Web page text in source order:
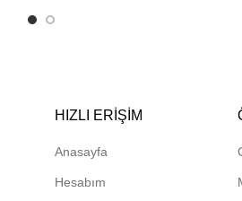
HIZLI ERIŞIM
Anasayfa
Hesabım